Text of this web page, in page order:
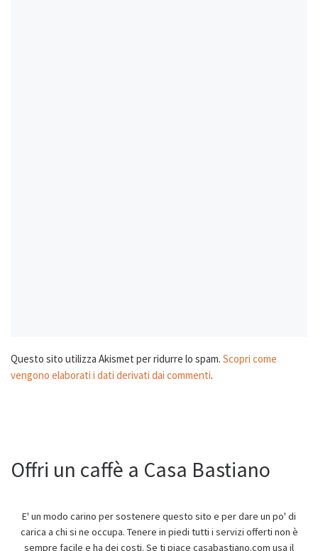
Questo sito utilizza Akismet per ridurre lo spam. Scopri come
vengono elaborati i dati derivati dai commenti.
Offri un caffè a Casa Bastiano
E' un modo carino per sostenere questo sito e per dare un po' di
carica a chi si ne occupa. Tenere in piedi tutti i servizi offerti non è
sempre facile e ha dei costi. Se ti piace casabastiano.com usa il